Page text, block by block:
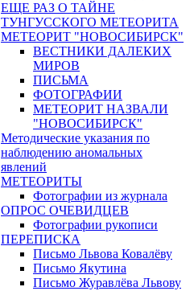
ЕЩЕ РАЗ О ТАЙНЕ
ТУНГУССКОГО МЕТЕОРИТА
МЕТЕОРИТ "НОВОСИБИРСК"
ВЕСТНИКИ ДАЛЕКИХ
МИРОВ
ПИСЬМА
ФОТОГРАФИИ
МЕТЕОРИТ НАЗВАЛИ
"НОВОСИБИРСК"
Методические указания по
наблюдению аномальных
явлений
МЕТЕОРИТЫ
Фотографии из журнала
ОПРОС ОЧЕВИДЦЕВ
Фотографии рукописи
ПЕРЕПИСКА
Письмо Львова Ковалёву
Письмо Якутина
Письмо Журавлёва Львову